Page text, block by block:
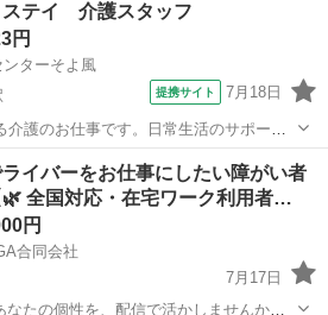
ステイ 介護スタッフ
円
ターそよ風
提携サイト 7月18日
護のお仕事です。日常生活のサポート
つ・移乗など)をはじめ、レクリエーショ
などの書類作成、送迎業務など幅広い業
がら、お...
駅 介護
イバーをお仕事にしたい障がい者
🌿 全国対応・在宅ワーク利用者…
円
合同会社
7月17日
なたの個性を、配信で活かしませんか？